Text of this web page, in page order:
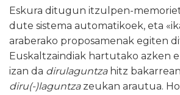
Eskura ditugun itzulpen-
dute sistema automatikoek, eta
araberako proposamenak egiten
Euskaltzaindiak hartutako azken
izan da dirulaguntzahitz
diru(-)laguntzazeukan arautua.